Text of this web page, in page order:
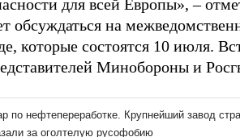
для всей Европы», –
обсуждаться на
которые состоятся 10 июля.
Минобороны и